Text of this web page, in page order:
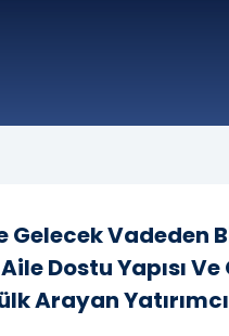
Vadeden
Dostu Yapısı
Arayan